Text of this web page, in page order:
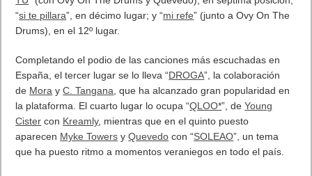
TÚ” (con Ovy On The Drums y Quevedo), en séptima posición;
“si te pillara”, en décimo lugar; y “mi refe” (junto a Ovy On The
Drums), en el 12º lugar.
Completando el podio de las canciones más escuchadas en
España, el tercer lugar se lo lleva “DROGA”, la colaboración
deMorayC. Tangana, que ha alcanzado gran popularidad en
la plataforma. El cuarto lugar lo ocupa “QLOO*”, deYoung
CisterconKreamly, mientras que en el quinto puesto
aparecenMyke TowersyQuevedocon “SOLEAO”, un tema
que ha puesto ritmo a momentos veraniegos en todo el país.